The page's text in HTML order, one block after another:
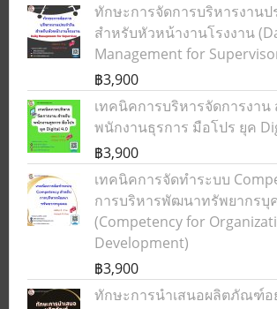
ทักษะการจัดการบริหารงานป
สำหรับหัวหน้างานโรงงาน
Management for
฿3,900
เทคนิคการบริหารจัดการงาน
พนักงานธุรการ มือโปร ยุค
฿3,900
เทคนิคการจัดทำระบบ
การบริหารพัฒนาทรัพยากรบุ
(Competency for
Development)
฿3,900
ทักษะการนำเสนอผลิตภัณฑ์อ